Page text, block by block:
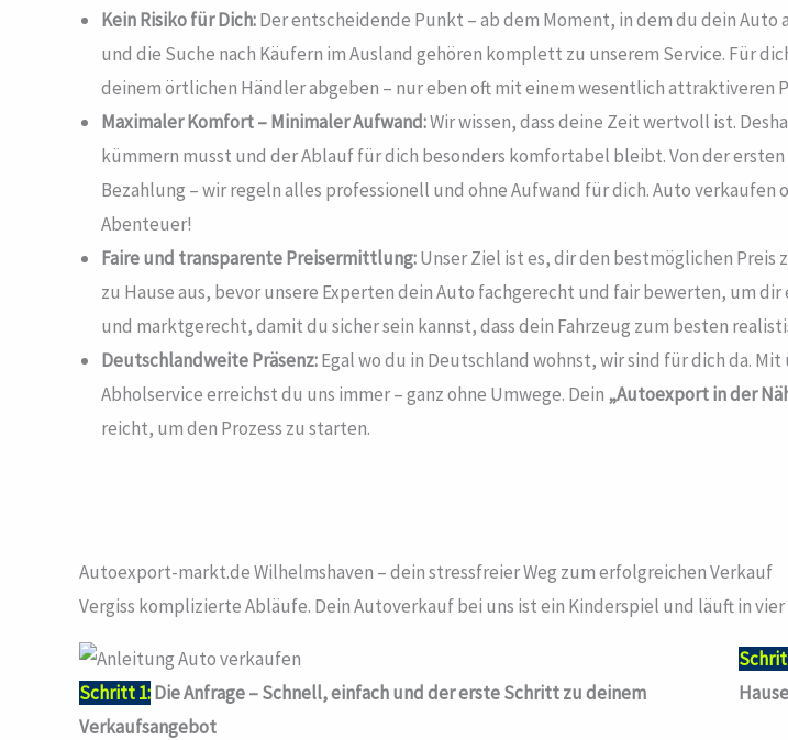
Kein Risiko für Dich:Der entscheidende Punkt – ab dem Moment, in dem du dein
und die Suche nach Käufern im Ausland gehören komplett zu unserem Service. Für
deinem örtlichen Händler abgeben – nur eben oft mit einem wesentlich attraktiveren
Maximaler Komfort – Minimaler Aufwand:Wir wissen, dass deine Zeit wertvoll ist.
kümmern musst und der Ablauf für dich besonders komfortabel bleibt. Von der
Bezahlung – wir regeln alles professionell und ohne Aufwand für dich. Auto
Abenteuer!
Faire und transparente Preisermittlung:Unser Ziel ist es, dir den bestmöglichen Preis
zu Hause aus, bevor unsere Experten dein Auto fachgerecht und fair bewerten, um
und marktgerecht, damit du sicher sein kannst, dass dein Fahrzeug zum besten
Deutschlandweite Präsenz:Egal wo du in Deutschland wohnst, wir sind für dich da.
Abholservice erreichst du uns immer – ganz ohne Umwege. Dein „Autoexport in der
reicht, um den Prozess zu starten.
Autoexport-markt.de Wilhelmshaven – dein stressfreier Weg zum erfolgreichen Verkauf
Vergiss komplizierte Abläufe. Dein Autoverkauf bei uns ist ein Kinderspiel und läuft in
Schritt 1:Die Anfrage – Schnell, einfach und der erste Schritt zu deinem
Verkaufsangebot